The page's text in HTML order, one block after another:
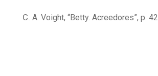
C.A. Voight, “Betty. Acreedores”, p. 42